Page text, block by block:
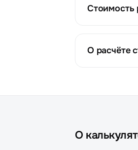
Стоимость
О расчёте
О